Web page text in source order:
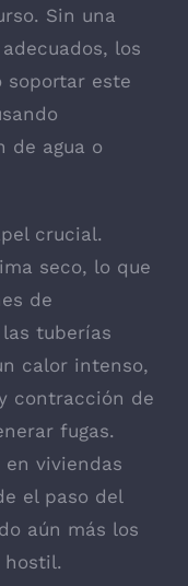
Sin una
los
soportar este
de agua o
crucial.
seco, lo que
de
tuberías
calor intenso,
contracción de
fugas.
viviendas
el paso del
aún más los
hostil.